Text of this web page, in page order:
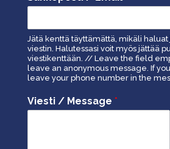
Jätä kenttä täyttämättä, mikäli
viestin. Halutessasi voit myös jättää
viestikenttään. // Leave the field
leave an anonymous message. If
leave your phone number in the
Viesti / Message *